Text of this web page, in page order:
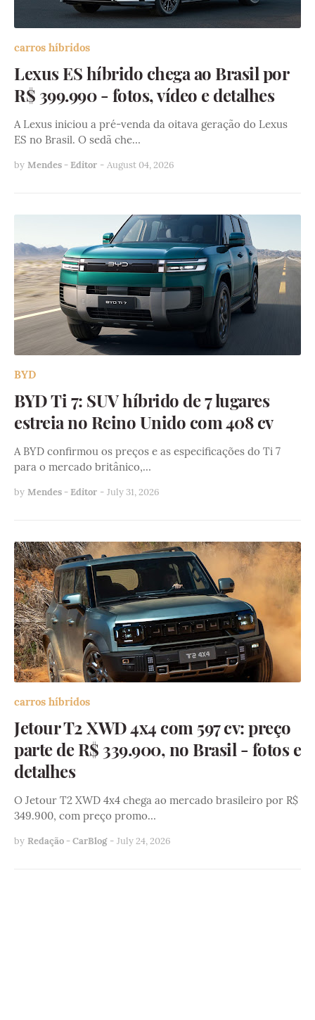
carros híbridos
Lexus ES híbrido chega ao Brasil por
R$ 399.990 - fotos, vídeo e detalhes
A Lexus iniciou a pré-venda da oitava geração do Lexus
ES no Brasil. O sedã che…
by Mendes - Editor - August 04, 2026
BYD
BYD Ti 7: SUV híbrido de 7 lugares
estreia no Reino Unido com 408 cv
A BYD confirmou os preços e as especificações do Ti 7
para o mercado britânico,…
by Mendes - Editor - July 31, 2026
carros híbridos
Jetour T2 XWD 4x4 com 597 cv: preço
parte de R$ 339.900, no Brasil - fotos e
detalhes
O Jetour T2 XWD 4x4 chega ao mercado brasileiro por R$
349.900, com preço promo…
by Redação - CarBlog - July 24, 2026